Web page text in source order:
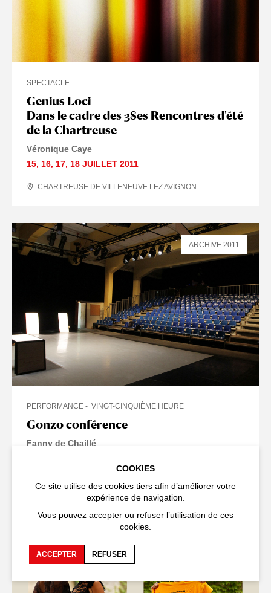
Genius Loci
Dans le cadre des 38es Rencontres d'été
de la Chartreuse
SPECTACLE
Véronique Caye
15, 16, 17, 18 JUILLET 2011
CHARTREUSE DE VILLENEUVE LEZ AVIGNON
Gonzo conférence
PERFORMANCE VINGT-CINQUIÈME HEURE
Fanny de Chaillé
GYMNASE DU LYCÉE SAINT-JOSEPH
ARCHIVE 2011
COOKIES
Ce site utilise des cookies tiers afin d’améliorer votre
expérience de navigation.
Vous pouvez accepter ou refuser l’utilisation de ces
cookies.
ACCEPTER REFUSER